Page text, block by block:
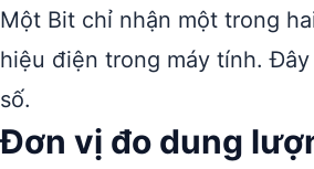
Một Bit chỉ nhận một trong
hiệu điện trong máy tính.
số.
Đơn vị đo dung